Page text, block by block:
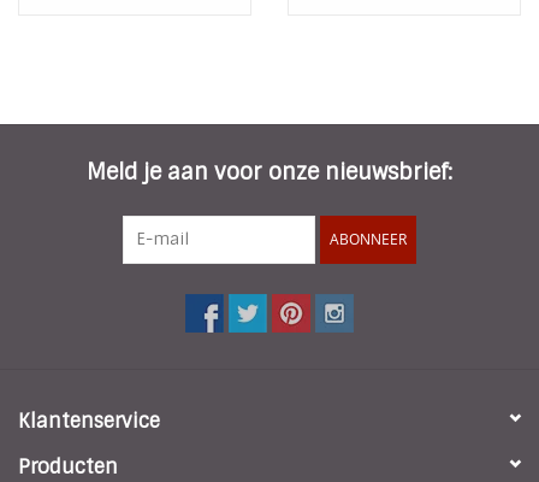
Meld je aan voor onze nieuwsbrief:
ABONNEER
Klantenservice
Producten